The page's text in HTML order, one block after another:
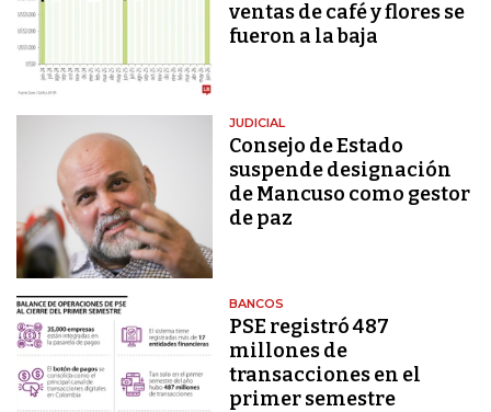
ventas de café y flores se
fueron a la baja
JUDICIAL
Consejo de Estado
suspende designación
de Mancuso como gestor
de paz
BANCOS
PSE registró 487
millones de
transacciones en el
primer semestre